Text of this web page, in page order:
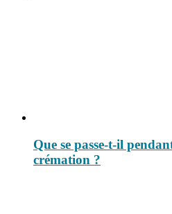
Que se passe-t-il
crémation ?